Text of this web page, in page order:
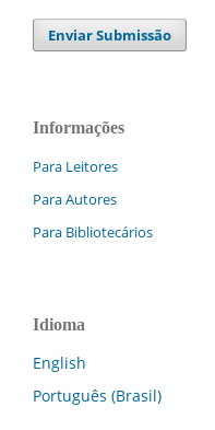
Enviar Submissão
Informações
Para Leitores
Para Autores
Para Bibliotecários
Idioma
English
Português (Brasil)